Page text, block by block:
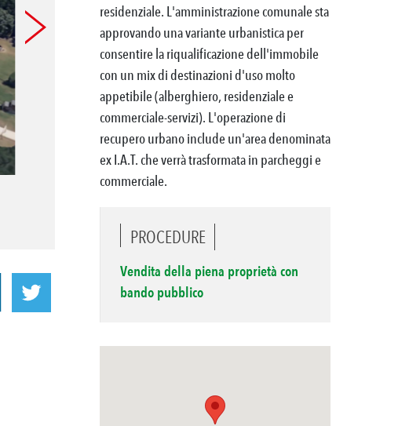
Image from Google Maps
residenziale. L'amministrazione comunale sta
approvando una variante urbanistica per
consentire la riqualificazione dell'immobile
con un mix di destinazioni d'uso molto
appetibile (alberghiero, residenziale e
commerciale-servizi). L'operazione di
recupero urbano include un'area denominata
ex I.A.T. che verrà trasformata in parcheggi e
commerciale.
PROCEDURE
Vendita della piena proprietà con
bando pubblico